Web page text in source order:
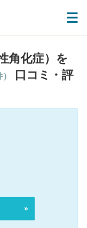
角化症）を
口コミ・評